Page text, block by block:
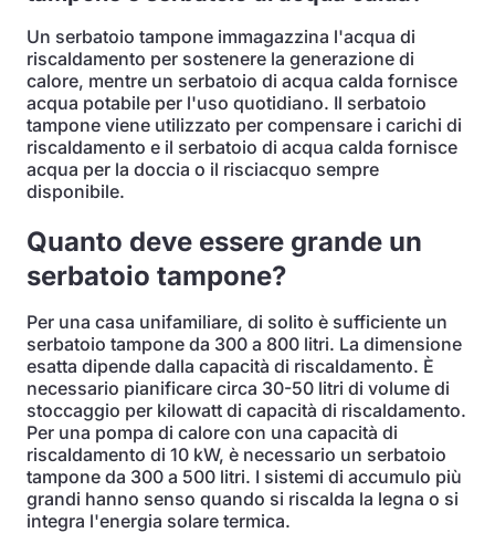
Un serbatoio tampone immagazzina l'acqua di
riscaldamento per sostenere la generazione di
calore, mentre un serbatoio di acqua calda fornisce
acqua potabile per l'uso quotidiano. Il serbatoio
tampone viene utilizzato per compensare i carichi di
riscaldamento e il serbatoio di acqua calda fornisce
acqua per la doccia o il risciacquo sempre
disponibile.
Quanto deve essere grande un
serbatoio tampone?
Per una casa unifamiliare, di solito è sufficiente un
serbatoio tampone da 300 a 800 litri. La dimensione
esatta dipende dalla capacità di riscaldamento. È
necessario pianificare circa 30-50 litri di volume di
stoccaggio per kilowatt di capacità di riscaldamento.
Per una pompa di calore con una capacità di
riscaldamento di 10 kW, è necessario un serbatoio
tampone da 300 a 500 litri. I sistemi di accumulo più
grandi hanno senso quando si riscalda la legna o si
integra l'energia solare termica.